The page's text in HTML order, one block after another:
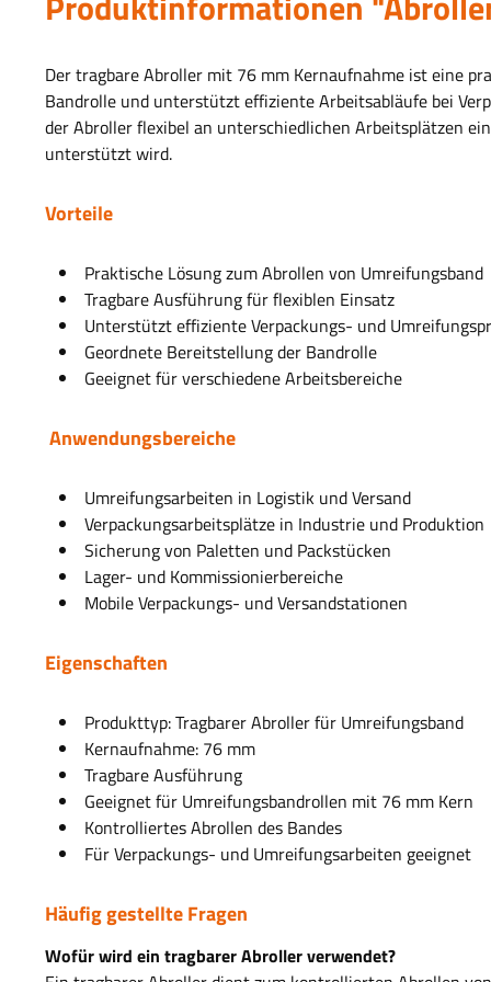
Der tragbare Abroller mit 76 mm Kernaufnahme ist eine
Bandrolle und unterstützt effiziente Arbeitsabläufe bei
der Abroller flexibel an unterschiedlichen Arbeitsplätzen
unterstützt wird.
Vorteile
Praktische Lösung zum Abrollen von Umreifungsband
Tragbare Ausführung für flexiblen Einsatz
Unterstützt effiziente Verpackungs- und
Geordnete Bereitstellung der Bandrolle
Geeignet für verschiedene Arbeitsbereiche
Anwendungsbereiche
Umreifungsarbeiten in Logistik und Versand
Verpackungsarbeitsplätze in Industrie und Produktion
Sicherung von Paletten und Packstücken
Lager- und Kommissionierbereiche
Mobile Verpackungs- und Versandstationen
Eigenschaften
Produkttyp: Tragbarer Abroller für Umreifungsband
Kernaufnahme: 76 mm
Tragbare Ausführung
Geeignet für Umreifungsbandrollen mit 76 mm Kern
Kontrolliertes Abrollen des Bandes
Für Verpackungs- und Umreifungsarbeiten geeignet
Häufig gestellte Fragen
Wofür wird ein tragbarer Abroller verwendet?